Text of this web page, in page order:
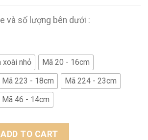
và số lượng bên dưới :
xoài nhỏ
Mã 20 - 16cm
Mã 223 - 18cm
Mã 224 - 23cm
Mã 46 - 14cm
ADD TO CART